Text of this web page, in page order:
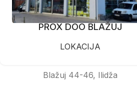
PROX DOO BLAŽUJ
LOKACIJA
Blažuj 44-46, Ilidža